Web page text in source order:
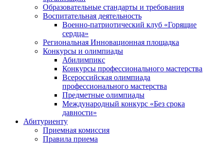
Образовательные стандарты и требования
Воспитательная деятельность
Военно-патриотический клуб «Горящие
сердца»
Региональная Инновационная площадка
Конкурсы и олимпиады
Абилимпикс
Конкурсы профессионального мастерства
Всероссийская олимпиада
профессионального мастерства
Предметные олимпиады
Международный конкурс «Без срока
давности»
Абитуриенту
Приемная комиссия
Правила приема